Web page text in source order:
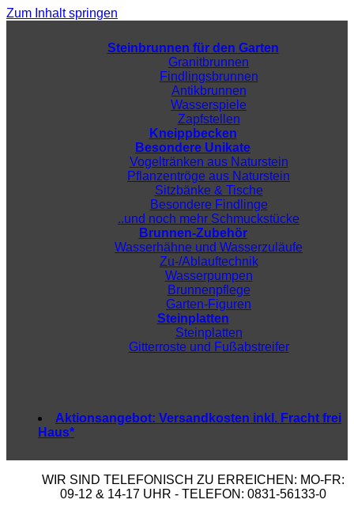
Zum Inhalt springen
WIR SIND TELEFONISCH ZU ERREICHEN: MO-FR:
09-12 & 14-17 UHR - TELEFON: 0831-56133-0
Steinbrunnen für den Garten
Granitbrunnen
Findlingsbrunnen
Antikbrunnen
Wasserspiele
Zapfstellen
Kneippbecken
Besondere Unikate
Vogeltränken aus Naturstein
Pflanzentröge aus Naturstein
Sitzbänke & Tische
Besondere Findlinge
..und noch mehr Schmuckstücke
Brunnen-Zubehör
Wasserhähne und Wasserzuläufe
Zu-/Ablauftechnik
Wasserpumpen
Brunnenpflege
Garten-Figuren
Steinplatten
Steinplatten
Gitterroste und Fußabstreifer
Aktionsangebot: Versandkosten inkl. Fracht frei
Haus*